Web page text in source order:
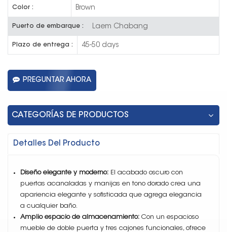
Color : Brown
Puerto de embarque : Laem Chabang
Plazo de entrega : 45-50 days
PREGUNTAR AHORA
CATEGORÍAS DE PRODUCTOS
Detalles Del Producto
Diseño elegante y moderno: El acabado oscuro con
puertas acanaladas y manijas en tono dorado crea una
apariencia elegante y sofisticada que agrega elegancia
a cualquier baño.
Amplio espacio de almacenamiento: Con un espacioso
mueble de doble puerta y tres cajones funcionales, ofrece